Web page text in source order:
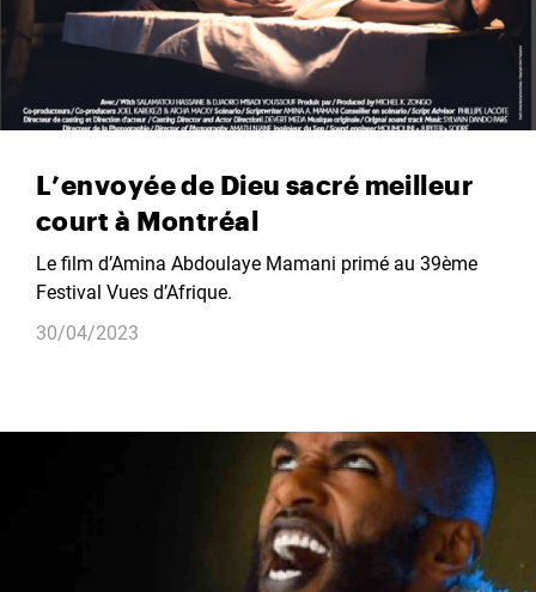
L’envoyée de Dieu sacré meilleur
court à Montréal
Le film d’Amina Abdoulaye Mamani primé au 39ème
Festival Vues d’Afrique.
30/04/2023